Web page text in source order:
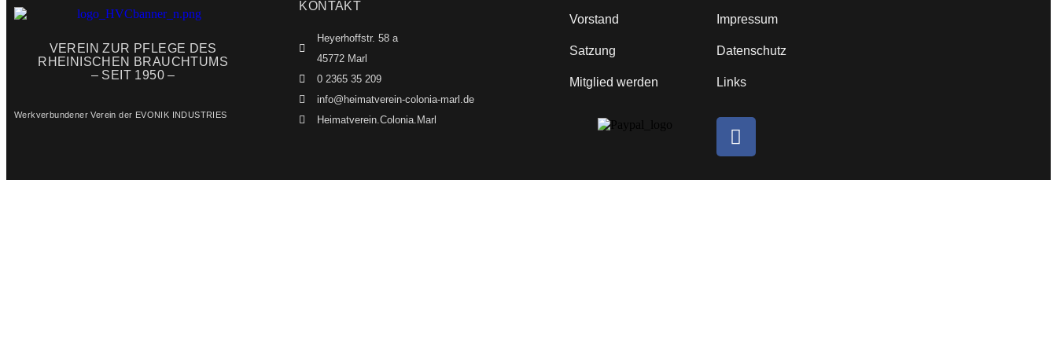
VEREIN ZUR PFLEGE DES
RHEINISCHEN BRAUCHTUMS
– SEIT 1950 –
Werkverbundener Verein der EVONIK INDUSTRIES
KONTAKT
Heyerhoffstr. 58 a
45772 Marl
0 2365 35 209
info@heimatverein-colonia-marl.de
Heimatverein.Colonia.Marl
Vorstand
Satzung
Mitglied werden
Impressum
Datenschutz
Links